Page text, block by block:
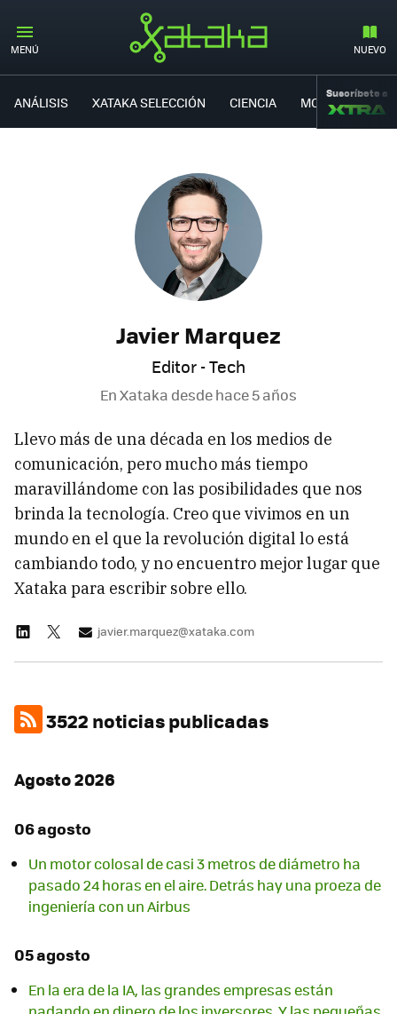
MENÚ NUEVO
ANÁLISIS XATAKA SELECCIÓN CIENCIA MOVILIDAD
Suscríbete a
Javier Marquez
Editor - Tech
En Xataka desdehace 5 años
Llevo más de una década en los medios de
comunicación, pero mucho más tiempo
maravillándome con las posibilidades que nos
brinda la tecnología. Creo que vivimos en un
mundo en el que la revolución digital lo está
cambiando todo, y no encuentro mejor lugar que
Xataka para escribir sobre ello.
javier.marquez@xataka.com
3522 noticias publicadas
Agosto 2026
06 agosto
Un motor colosal de casi 3 metros de diámetro ha
pasado 24 horas en el aire. Detrás hay una proeza de
ingeniería con un Airbus
05 agosto
En la era de la IA, las grandes empresas están